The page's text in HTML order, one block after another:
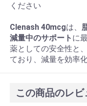
ください
Clenash 40mcgは、
減量中のサポート に
薬としての安全性と
ており、減量を効率
この商品のレビ